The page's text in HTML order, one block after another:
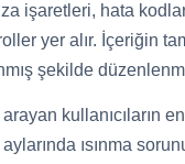
işaretleri, hata
yer alır. İçeriğin
şekilde
kullanıcıların
ısınma